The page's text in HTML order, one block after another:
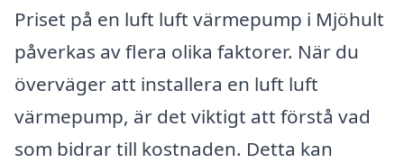
Priset på en luft luft värmepump i Mjöhult
påverkas av flera olika faktorer. När du
överväger att installera en luft luft
värmepump, är det viktigt att förstå vad
som bidrar till kostnaden. Detta kan